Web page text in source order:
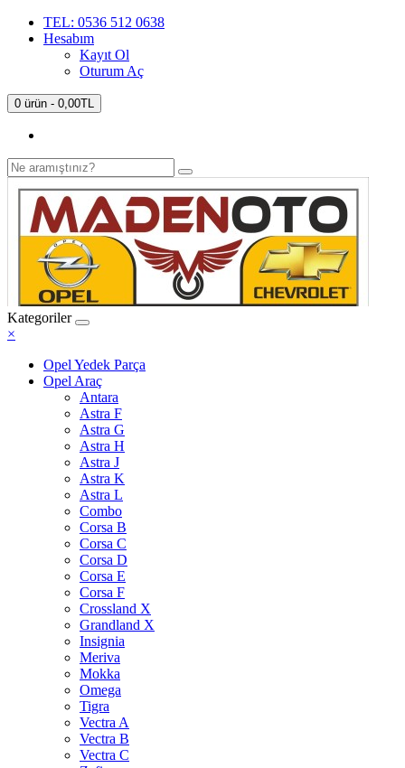
TEL: 0536 512 0638
Hesabım
Kayıt Ol
Oturum Aç
0 ürün - 0,00TL
Kategoriler
×
Opel Yedek Parça
Opel Araç
Antara
Astra F
Astra G
Astra H
Astra J
Astra K
Astra L
Combo
Corsa B
Corsa C
Corsa D
Corsa E
Corsa F
Crossland X
Grandland X
Insignia
Meriva
Mokka
Omega
Tigra
Vectra A
Vectra B
Vectra C